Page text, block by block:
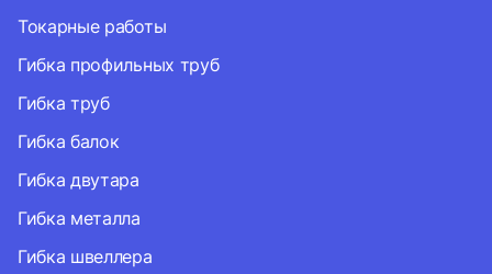
Токарные работы
Гибка профильных труб
Гибка труб
Гибка балок
Гибка двутара
Гибка металла
Гибка швеллера